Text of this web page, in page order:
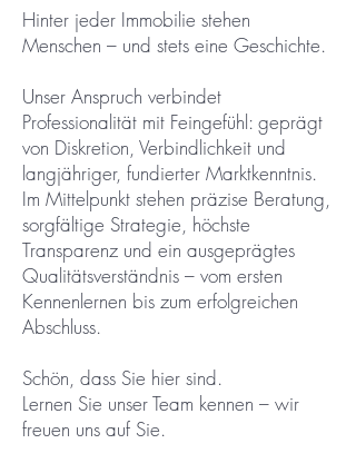
Hinter jeder Immobilie stehen
Menschen – und stets eine Geschichte.
Unser Anspruch verbindet
Professionalität mit Feingefühl: geprägt
von Diskretion, Verbindlichkeit und
langjähriger, fundierter Marktkenntnis.
Im Mittelpunkt stehen präzise Beratung,
sorgfältige Strategie, höchste
Transparenz und ein ausgeprägtes
Qualitätsverständnis – vom ersten
Kennenlernen bis zum erfolgreichen
Abschluss.
Schön, dass Sie hier sind.
Lernen Sie unser Team kennen – wir
freuen uns auf Sie.